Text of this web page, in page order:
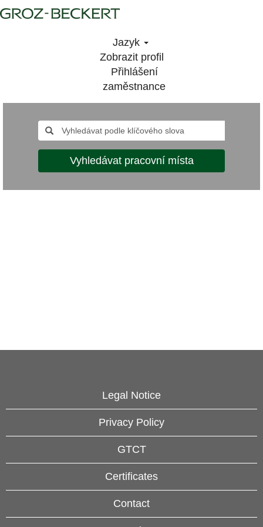
Jazyk
Zobrazit profil
Přihlášení
zaměstnance
Vyhledávat pracovní místa
Legal Notice
Privacy Policy
GTCT
Certificates
Contact